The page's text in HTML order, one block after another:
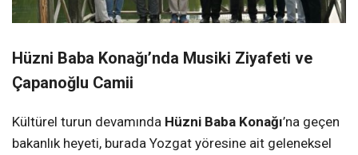
Hüzni Baba Konağı’nda Musiki Ziyafeti ve
Çapanoğlu Camii
Kültürel turun devamında Hüzni Baba Konağı’na geçen
bakanlık heyeti, burada Yozgat yöresine ait geleneksel